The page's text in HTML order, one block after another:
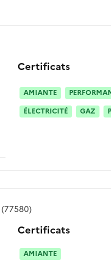
Certificats
AMIANTE
ÉLECTRICITÉ
GAZ
(77580)
Certificats
AMIANTE